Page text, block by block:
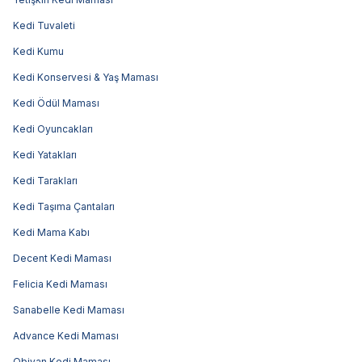
Kedi Tuvaleti
Kedi Kumu
Kedi Konservesi & Yaş Maması
Kedi Ödül Maması
Kedi Oyuncakları
Kedi Yatakları
Kedi Tarakları
Kedi Taşıma Çantaları
Kedi Mama Kabı
Decent Kedi Maması
Felicia Kedi Maması
Sanabelle Kedi Maması
Advance Kedi Maması